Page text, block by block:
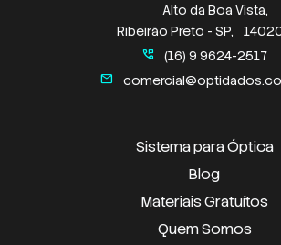
Alto da Boa Vista,
Ribeirão Preto - SP,
perm_phone_msg (16) 9 9624-2517
mail
Sistema para Óptica
Blog
Materiais Gratuítos
Quem Somos